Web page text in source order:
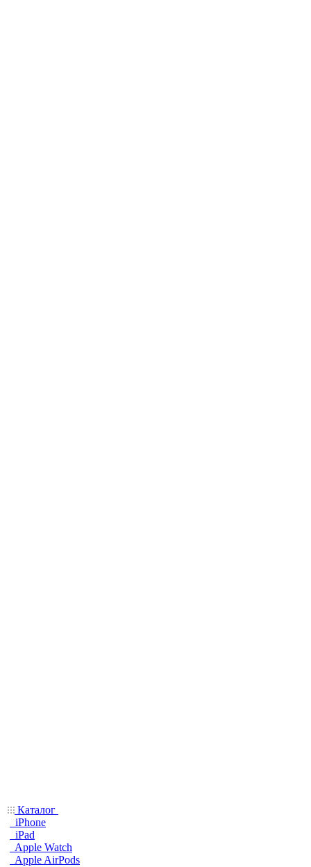
Каталог
iPhone
iPad
Apple Watch
Apple AirPods